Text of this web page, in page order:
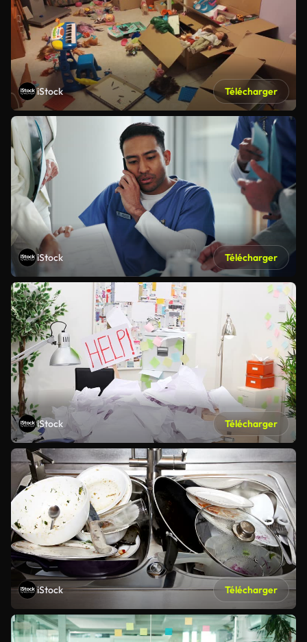
iStock Télécharger
iStock Télécharger
iStock Télécharger
iStock Télécharger